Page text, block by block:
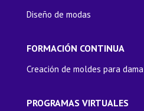
Diseño de modas
FORMACIÓN CONTINUA
Creación de moldes para dama
PROGRAMAS VIRTUALES